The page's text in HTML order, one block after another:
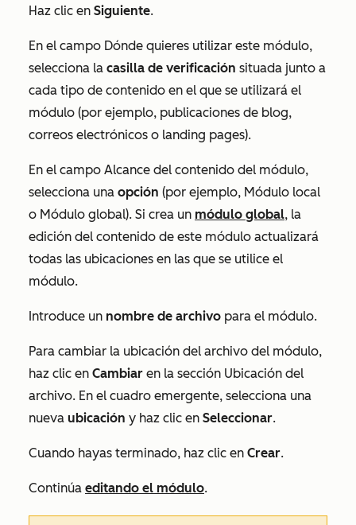
Haz clic en Siguiente.
En el campo Dónde quieres utilizar este módulo,
selecciona la casilla de verificación situada junto a
cada tipo de contenido en el que se utilizará el
módulo (por ejemplo, publicaciones de blog,
correos electrónicos o landing pages).
En el campo Alcance del contenido del módulo,
selecciona una opción (por ejemplo, Módulo local
o Módulo global). Si crea un módulo global, la
edición del contenido de este módulo actualizará
todas las ubicaciones en las que se utilice el
módulo.
Introduce un nombre de archivo para el módulo.
Para cambiar la ubicación del archivo del módulo,
haz clic en Cambiar en la sección Ubicación del
archivo. En el cuadro emergente, selecciona una
nueva ubicación y haz clic en Seleccionar.
Cuando hayas terminado, haz clic en Crear.
Continúa editando el módulo.